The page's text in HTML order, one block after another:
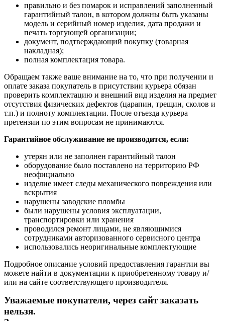
правильно и без помарок и исправлений заполненный
гарантийный талон, в котором должны быть указаны
модель и серийный номер изделия, дата продажи и
печать торгующей организации;
документ, подтверждающий покупку (товарная
накладная);
полная комплектация товара.
Обращаем также ваше внимание на то, что при получении и
оплате заказа покупатель в присутствии курьера обязан
проверить комплектацию и внешний вид изделия на предмет
отсутствия физических дефектов (царапин, трещин, сколов и
т.п.) и полноту комплектации. После отъезда курьера
претензии по этим вопросам не принимаются.
Гарантийное обслуживание не производится, если:
утерян или не заполнен гарантийный талон
оборудование было поставлено на территорию РФ
неофициально
изделие имеет следы механического повреждения или
вскрытия
нарушены заводские пломбы
были нарушены условия эксплуатации,
транспортировки или хранения
проводился ремонт лицами, не являющимися
сотрудниками авторизованного сервисного центра
использовались неоригинальные комплектующие
Подробное описание условий предоставления гарантии вы
можете найти в документации к приобретенному товару и/
или на сайте соответствующего производителя.
Уважаемые покупатели, через сайт заказать
нельзя.